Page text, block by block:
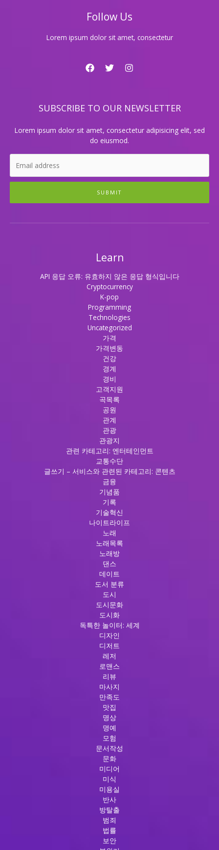
Follow Us
Lorem ipsum dolor sit amet, consectetur
SUBSCRIBE TO OUR NEWSLETTER
Lorem ipsum dolor sit amet, consectetur adipisicing elit, sed
do eiusmod.
SUBMIT
Learn
API 응답 오류: 유효하지 않은 응답 형식입니다
Cryptocurrency
K-pop
Programming
Technologies
Uncategorized
가격
가격변동
건강
경계
경비
고객지원
곡목록
공원
관계
관광
관광지
관련 카테고리: 엔터테인먼트
교통수단
글쓰기 – 서비스와 관련된 카테고리: 콘텐츠
금융
기념품
기록
기술혁신
나이트라이프
노래
노래목록
노래방
댄스
데이트
도서 분류
도시
도시문화
도시화
독특한 놀이터: 세계
디자인
디저트
레저
로맨스
리뷰
마사지
만족도
맛집
명상
명예
모험
문서작성
문화
미디어
미식
미용실
반사
방탈출
범죄
법률
보안